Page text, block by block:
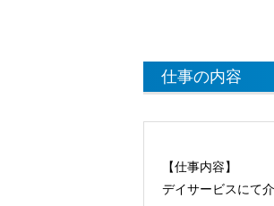
仕事の内容
【仕事内容】
デイサービスにて